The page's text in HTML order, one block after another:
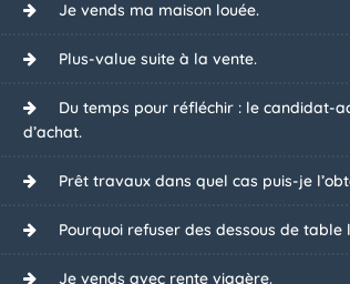
Je vends ma maison louée.
Plus-value suite à la vente.
Du temps pour réfléchir : le candidat-
d’achat.
Prêt travaux dans quel cas puis-je
Pourquoi refuser des dessous de table
Je vends avec rente viagère.